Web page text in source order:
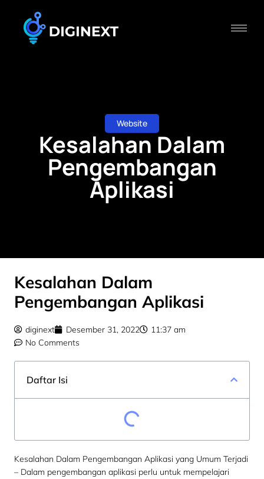
Website
Kesalahan Dalam
Pengembangan
Aplikasi
Kesalahan Dalam
Pengembangan Aplikasi
diginext Desember 31, 2022
11:37 am
No Comments
Daftar Isi
Kesalahan Dalam Pengembangan Aplikasi yang Umum Terjadi
– Dalam pengembangan aplikasi perlu untuk mempelajari